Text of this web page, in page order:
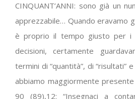
CINQUANT’ANNI: sono già un
apprezzabile… Quando eravamo
è proprio il tempo giusto per i
decisioni, certamente
termini di “quantità”, di “risultati”
abbiamo maggiormente
90 (89),12: “Insegnaci a